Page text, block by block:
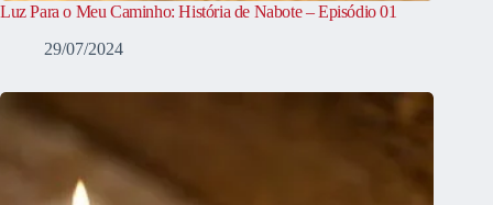
Luz Para o Meu Caminho: História de Nabote – Episódio 01
29/07/2024